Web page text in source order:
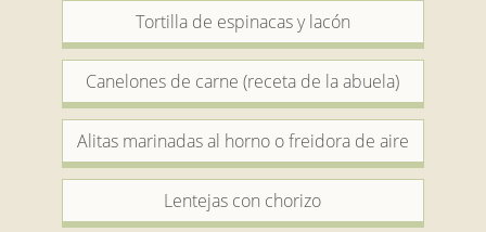
Tortilla de espinacas y lacón
Canelones de carne (receta de la abuela)
Alitas marinadas al horno o freidora de aire
Lentejas con chorizo